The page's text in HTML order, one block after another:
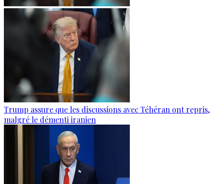
Trump assure que les discussions avec Téhéran ont repris,
malgré le démenti iranien